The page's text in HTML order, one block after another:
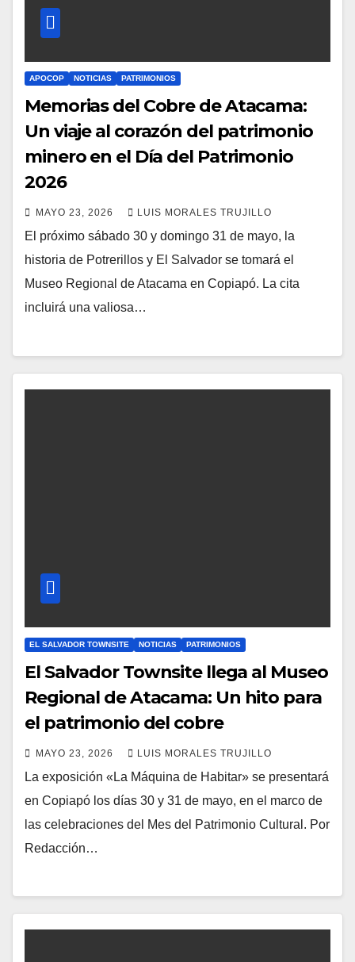
APOCOP NOTICIAS PATRIMONIOS
Memorias del Cobre de Atacama:
Un viaje al corazón del patrimonio
minero en el Día del Patrimonio
2026
MAYO 23, 2026 LUIS MORALES TRUJILLO
El próximo sábado 30 y domingo 31 de mayo, la
historia de Potrerillos y El Salvador se tomará el
Museo Regional de Atacama en Copiapó. La cita
incluirá una valiosa…
EL SALVADOR TOWNSITE NOTICIAS PATRIMONIOS
El Salvador Townsite llega al Museo
Regional de Atacama: Un hito para
el patrimonio del cobre
MAYO 23, 2026 LUIS MORALES TRUJILLO
La exposición «La Máquina de Habitar» se presentará
en Copiapó los días 30 y 31 de mayo, en el marco de
las celebraciones del Mes del Patrimonio Cultural. Por
Redacción…